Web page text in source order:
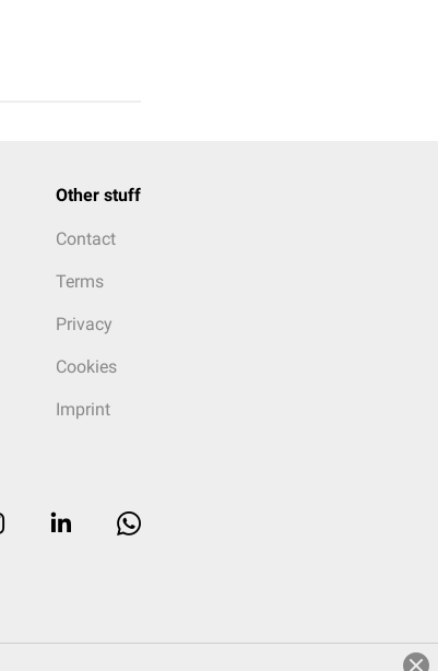
Other stuff
Contact
Terms
Privacy
Cookies
Imprint